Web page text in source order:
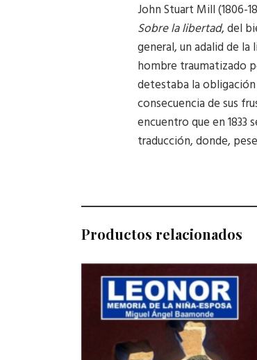
John Stuart Mill (1806-
Sobre la libertad, del
general, un adalid de
hombre traumatizado
detestaba la
consecuencia de sus
encuentro que en 1833
traducción, donde,
Productos relacionados